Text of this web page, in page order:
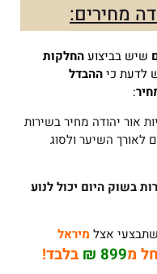
מחירים:
שיש בביצועהחלקות
לדעת כיההבדל
:
אור יהודה מחיר בשירות
השיער ולסוג
בשוק היום יכול לנוע
שתבצעי אצל מיראל
מ899 ₪ בלבד!